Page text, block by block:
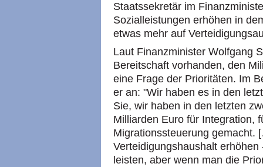
Staatssekretär im
Sozialleistungen erhöhen in
etwas mehr auf
Laut Finanzminister Wolfgang
Bereitschaft vorhanden, den
eine Frage der Prioritäten. Im
er an: "Wir haben es in den
Sie, wir haben in den letzten
Milliarden Euro für Integration,
Migrationssteuerung gemacht.
Verteidigungshaushalt
leisten, aber wenn man die